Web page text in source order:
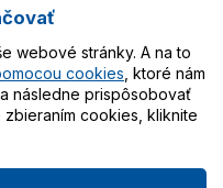
webové stránky. A na to
cookies , ktoré nám
následne prispôsobovať
zbieraním cookies, kliknite